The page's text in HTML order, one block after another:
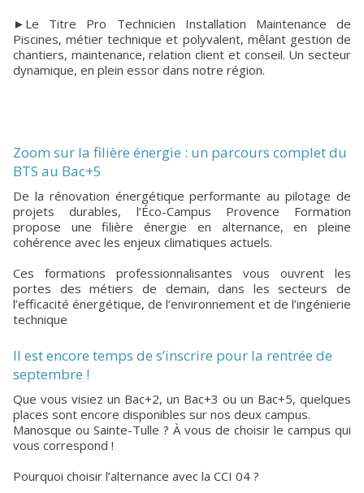
►Le Titre Pro Technicien Installation Maintenance de
Piscines, métier technique et polyvalent, mêlant gestion de
chantiers, maintenance, relation client et conseil. Un secteur
dynamique, en plein essor dans notre région.
Zoom sur la filière énergie : un parcours complet du
BTS au Bac+5
De la rénovation énergétique performante au pilotage de
projets durables, l’Éco-Campus Provence Formation
propose une filière énergie en alternance, en pleine
cohérence avec les enjeux climatiques actuels.
Ces formations professionnalisantes vous ouvrent les
portes des métiers de demain, dans les secteurs de
l’efficacité énergétique, de l’environnement et de l’ingénierie
technique
Il est encore temps de s’inscrire pour la rentrée de
septembre !
Que vous visiez un Bac+2, un Bac+3 ou un Bac+5, quelques
places sont encore disponibles sur nos deux campus.
Manosque ou Sainte-Tulle ? À vous de choisir le campus qui
vous correspond !
Pourquoi choisir l’alternance avec la CCI 04 ?